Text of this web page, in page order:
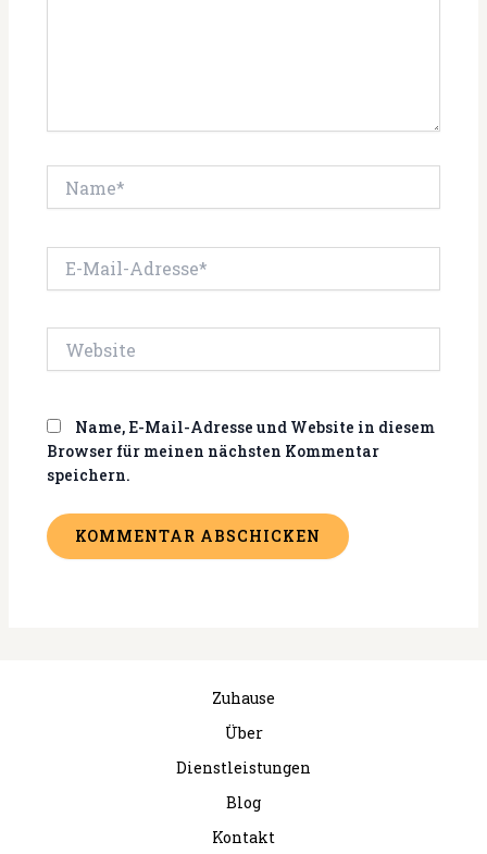
Mail-
Name, E-Mail-Adresse und Website in diesem
Browser für meinen nächsten Kommentar
speichern.
Zuhause
Über
Dienstleistungen
Blog
Kontakt